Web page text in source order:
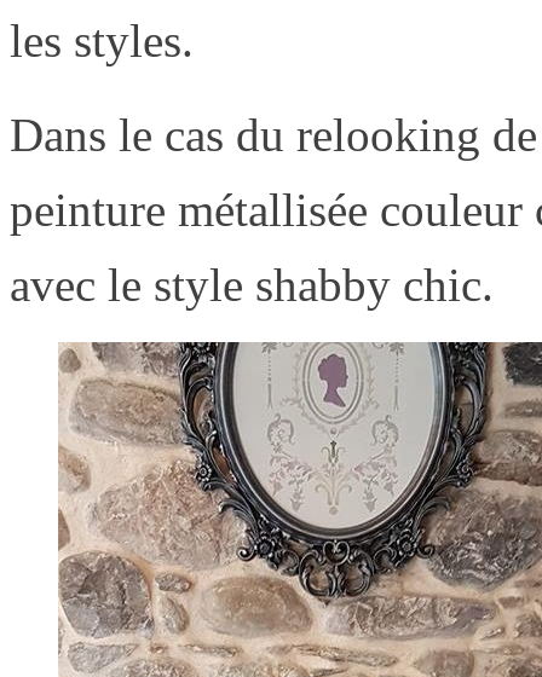
les styles.
Dans le cas du relooking
peinture métallisée
avec le style shabby chic.